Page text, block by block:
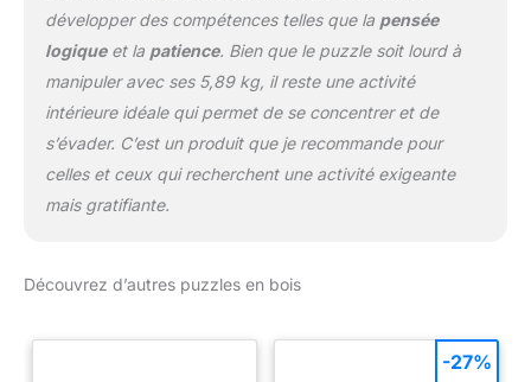
développer des compétences telles que la pensée
logiqueet la patience. Bien que le puzzle soit lourd à
manipuler avec ses 5,89 kg, il reste une activité
intérieure idéale qui permet de se concentrer et de
s’évader. C’est un produit que je recommande pour
celles et ceux qui recherchent une activité exigeante
mais gratifiante.
Découvrez d’autres puzzles en bois
-27%